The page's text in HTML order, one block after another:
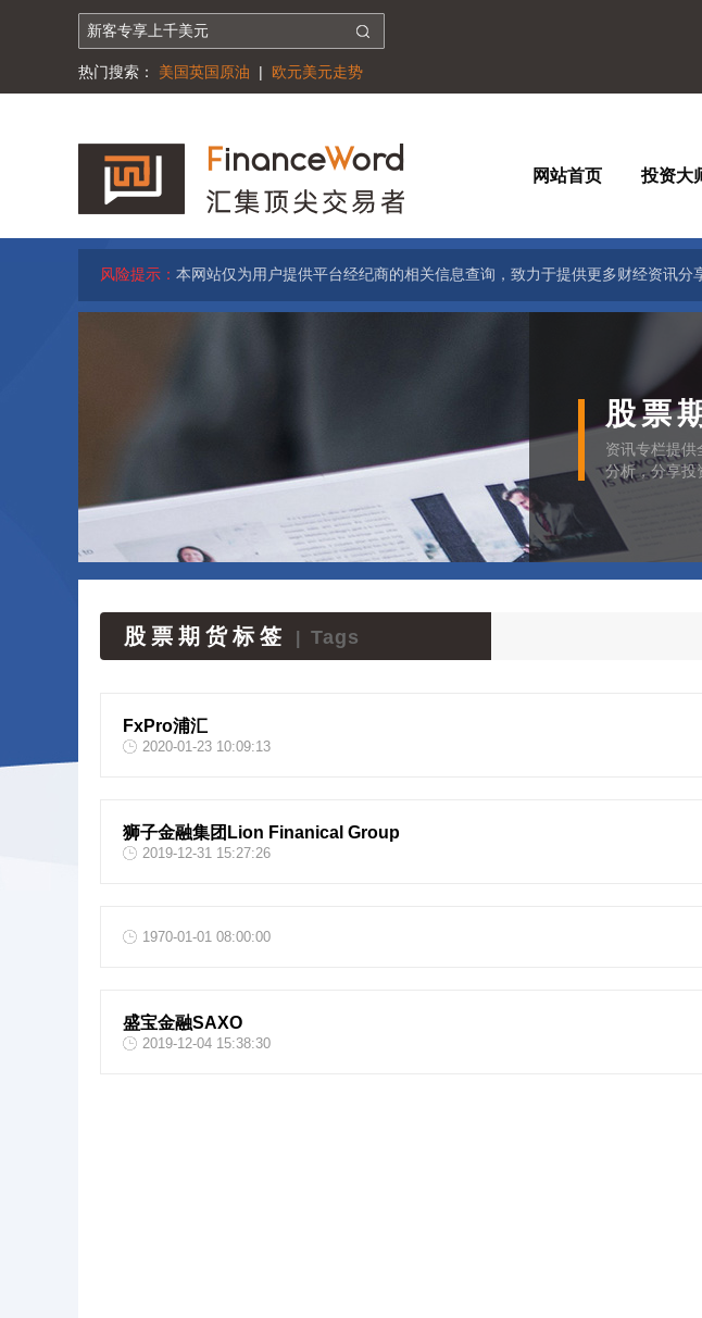
热门搜索： 美国英国原油 | 欧元美元走势
网站首页 投资大
风险提示： 本网站仅为用户提供平台经纪商的相关信息查询，致力于提供更多财经资讯
股票
资讯专栏提
分析，分享投
股票期货标签 Tags
FxPro浦汇
2020-01-23 10:09:13
狮子金融集团Lion Finanical Group
2019-12-31 15:27:26
1970-01-01 08:00:00
盛宝金融SAXO
2019-12-04 15:38:30